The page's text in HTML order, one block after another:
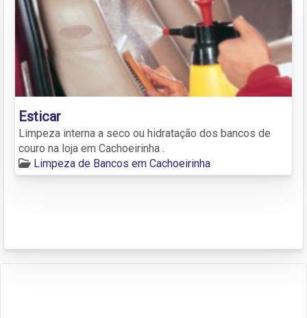
Esticar
Limpeza interna a seco ou hidratação dos bancos de
couro na loja em Cachoeirinha .
Limpeza de Bancos em Cachoeirinha